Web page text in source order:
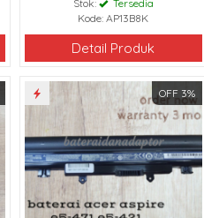
Stok:
Tersedia
Kode: AP13B8K
Detail Produk
OFF 3%